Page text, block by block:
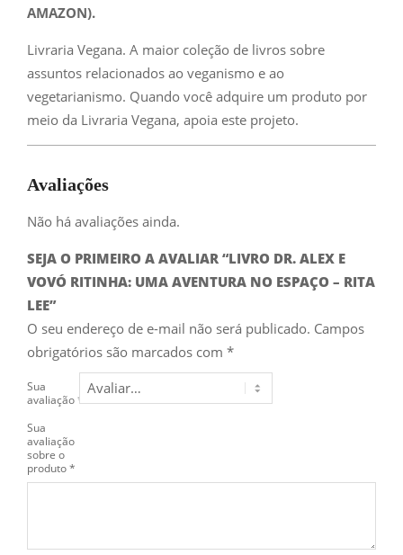
AMAZON).
Livraria Vegana. A maior coleção de livros sobre
assuntos relacionados ao veganismo e ao
vegetarianismo. Quando você adquire um produto por
meio da Livraria Vegana, apoia este projeto.
Avaliações
Não há avaliações ainda.
SEJA O PRIMEIRO A AVALIAR “LIVRO DR. ALEX E
VOVÓ RITINHA: UMA AVENTURA NO ESPAÇO – RITA
LEE”
O seu endereço de e-mail não será publicado. Campos
obrigatórios são marcados com *
Sua
avaliação*
Sua
avaliação
sobre o
produto*